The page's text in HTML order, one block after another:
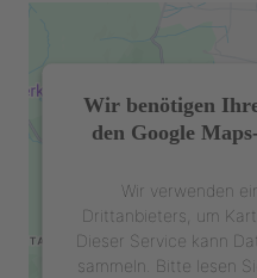
Wir benötigen
den Google
Wir verwenden
Drittanbieters, um
Dieser Service kann
sammeln. Bitte lesen